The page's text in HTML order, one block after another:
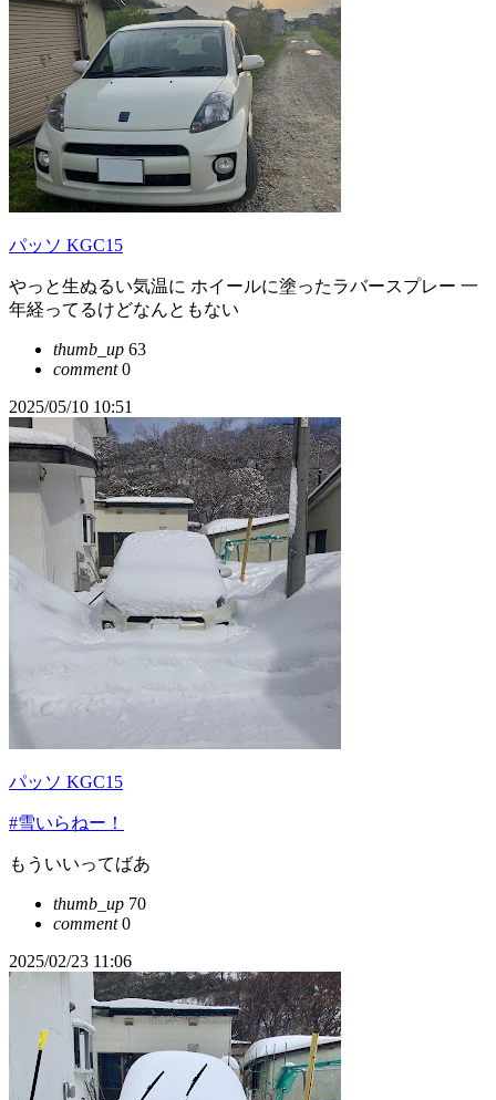
パッソ KGC15
やっと生ぬるい気温に ホイールに塗ったラバースプレー 一
年経ってるけどなんともない
thumb_up 63
comment0
2025/05/10 10:51
パッソ KGC15
#雪いらねー！
もういいってばあ
thumb_up 70
comment0
2025/02/23 11:06